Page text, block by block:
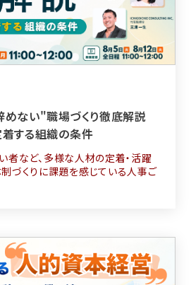
ない"職場づくり徹底解説
する組織の条件
者など、多様な人材の定着・活躍
づくりに課題を感じている人事ご